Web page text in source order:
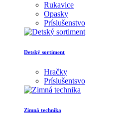
Rukavice
Opasky
Príslušenstvo
Detský sortiment
Hračky
Príslušentsvo
Zimná technika